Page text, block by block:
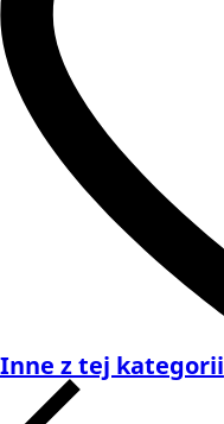
Inne z tej kategorii